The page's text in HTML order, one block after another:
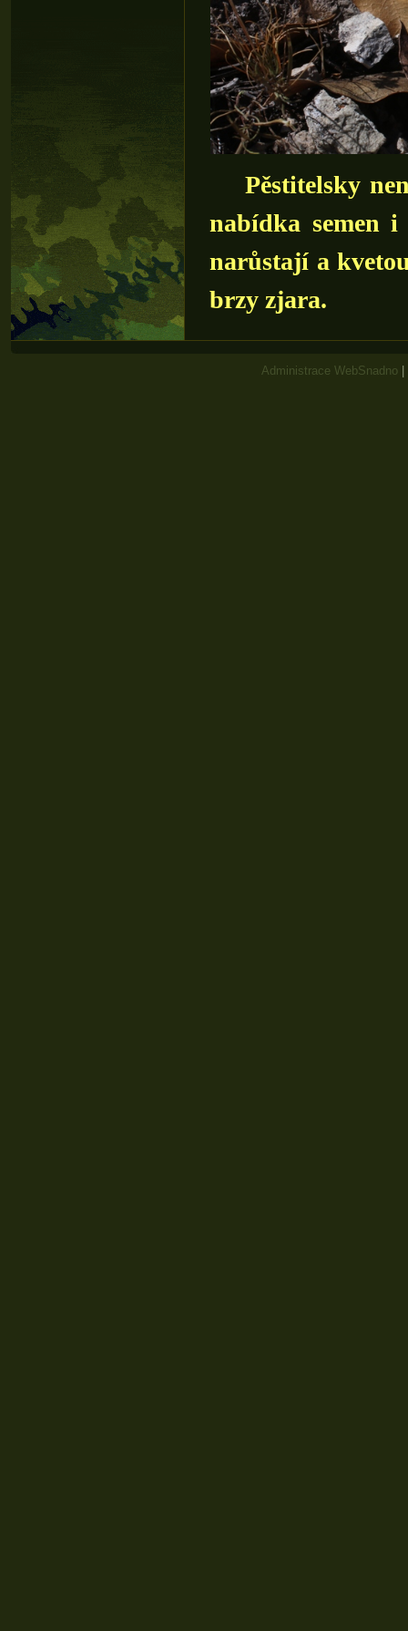
Pěstitelsky
nabídka semen i
narůstají a
brzy zjara.
Administrace WebSnadno|